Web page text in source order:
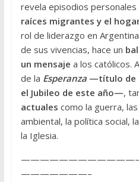
revela episodios
raíces migrantes y el
rol de liderazgo en
de sus vivencias, hace un
un mensaje a los católicos.
de la Esperanza—título de
el Jubileo de este año—,
actuales como la guerra,
ambiental, la política social,
la Iglesia.
———————–